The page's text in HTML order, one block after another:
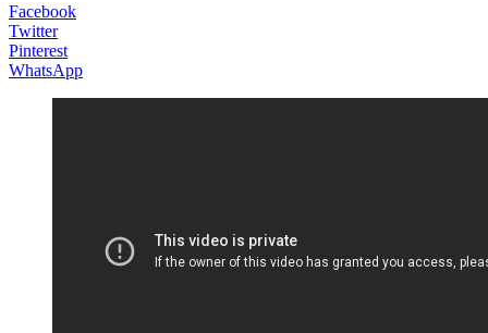
Facebook
Twitter
Pinterest
WhatsApp